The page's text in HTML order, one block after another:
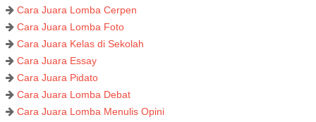
Cara Juara Lomba Cerpen
Cara Juara Lomba Foto
Cara Juara Kelas di Sekolah
Cara Juara Essay
Cara Juara Pidato
Cara Juara Lomba Debat
Cara Juara Lomba Menulis Opini